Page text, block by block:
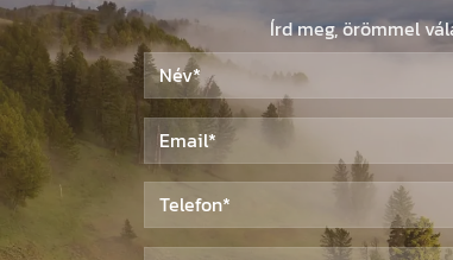
Írd meg, örömmel